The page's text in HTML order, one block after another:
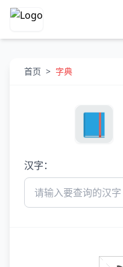
首页 > 字典
汉字：